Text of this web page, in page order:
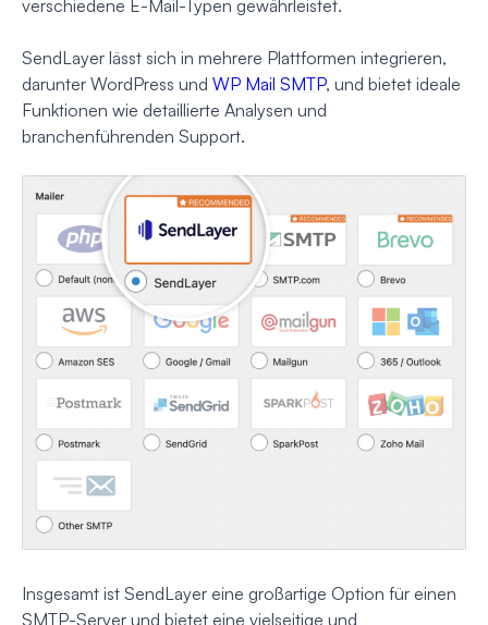
verschiedene E-Mail-Typen gewährleistet.
SendLayer lässt sich in mehrere Plattformen integrieren,
darunter WordPress und WP Mail SMTP, und bietet ideale
Funktionen wie detaillierte Analysen und
branchenführenden Support.
Insgesamt ist SendLayer eine großartige Option für einen
SMTP-Server und bietet eine vielseitige und